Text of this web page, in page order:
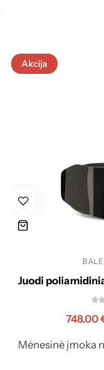
Akcija
Juodi
748.00
Mėnesinė įmoka